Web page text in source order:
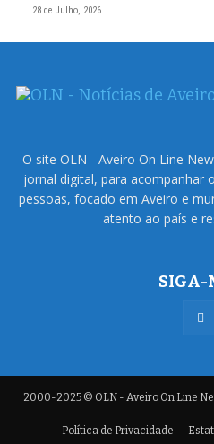
28 de Julho, 2026
O site OLN - Aveiro On Line
jornal digital, para acompanhar
pessoas, focado em Aveiro e
atento ao país e
SIGA-
2000-2025 © OLN - Aveiro On Line
Política de Privacidade